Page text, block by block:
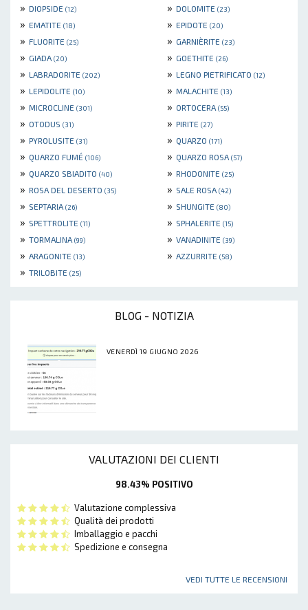
» DIOPSIDE (12) » DOLOMITE (23)
» EMATITE (18) » EPIDOTE (20)
» FLUORITE (25) » GARNIÈRITE (23)
» GIADA (20) » GOETHITE (26)
» LABRADORITE (202) » LEGNO PIETRIFICATO (12)
» LEPIDOLITE (10) » MALACHITE (13)
» MICROCLINE (301) » ORTOCERA (55)
» OTODUS (31) » PIRITE (27)
» PYROLUSITE (31) » QUARZO (171)
» QUARZO FUMÉ (106) » QUARZO ROSA (57)
» QUARZO SBIADITO (40) » RHODONITE (25)
» ROSA DEL DESERTO (35) » SALE ROSA (42)
» SEPTARIA (26) » SHUNGITE (80)
» SPETTROLITE (11) » SPHALERITE (15)
» TORMALINA (99) » VANADINITE (39)
» ARAGONITE (13) » AZZURRITE (58)
» TRILOBITE (25)
BLOG - NOTIZIA
VENERDÌ 19 GIUGNO 2026
VALUTAZIONI DEI CLIENTI
98.43% POSITIVO
Valutazione complessiva
Qualità dei prodotti
Imballaggio e pacchi
Spedizione e consegna
VEDI TUTTE LE RECENSIONI